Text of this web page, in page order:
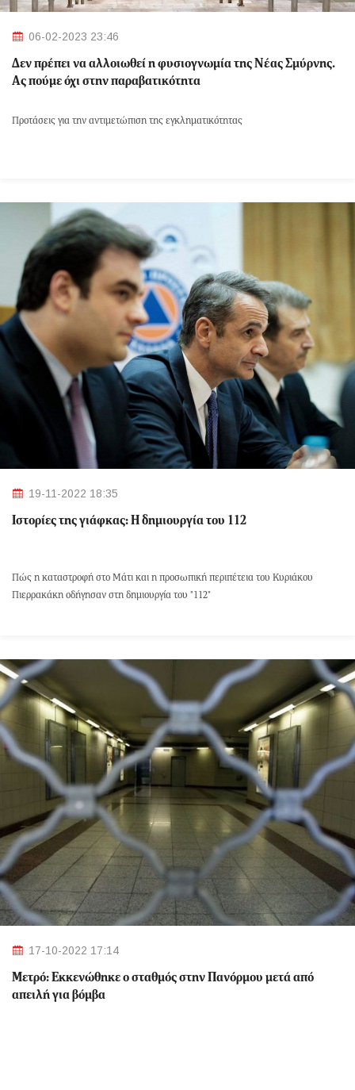
06-02-2023 23:46
Δεν πρέπει να αλλοιωθεί η φυσιογνωμία της Νέας Σμύρνης.
Ας πούμε όχι στην παραβατικότητα
Προτάσεις για την αντιμετώπιση της εγκληματικότητας
19-11-2022 18:35
Ιστορίες της γιάφκας: Η δημιουργία του 112
Πώς η καταστροφή στο Μάτι και η προσωπική περιπέτεια του Κυριάκου
Πιερρακάκη οδήγησαν στη δημιουργία του "112"
17-10-2022 17:14
Μετρό: Εκκενώθηκε ο σταθμός στην Πανόρμου μετά από
απειλή για βόμβα